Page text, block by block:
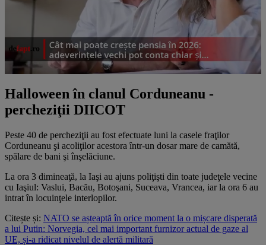
Halloween în clanul Corduneanu -
percheziţii DIICOT
Peste 40 de percheziţii au fost efectuate luni la casele fraţilor
Corduneanu şi acoliţilor acestora într-un dosar mare de camătă,
spălare de bani şi înşelăciune.
La ora 3 dimineaţă, la Iaşi au ajuns poliţişti din toate judeţele vecine
cu Iaşiul: Vaslui, Bacău, Botoşani, Suceava, Vrancea, iar la ora 6 au
intrat în locuinţele interlopilor.
Citește și: NATO se așteaptă în orice moment la o mișcare disperată
a lui Putin: Norvegia, cel mai important furnizor actual de gaze al
UE, și-a ridicat nivelul de alertă militară